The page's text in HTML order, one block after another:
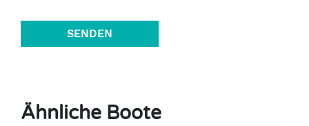
SENDEN
Ähnliche Boote